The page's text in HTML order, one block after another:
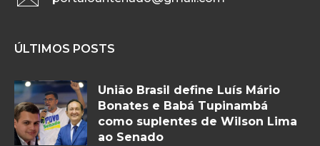
ÚLTIMOS POSTS
União Brasil define Luís Mário
Bonates e Babá Tupinambá
como suplentes de Wilson Lima
ao Senado